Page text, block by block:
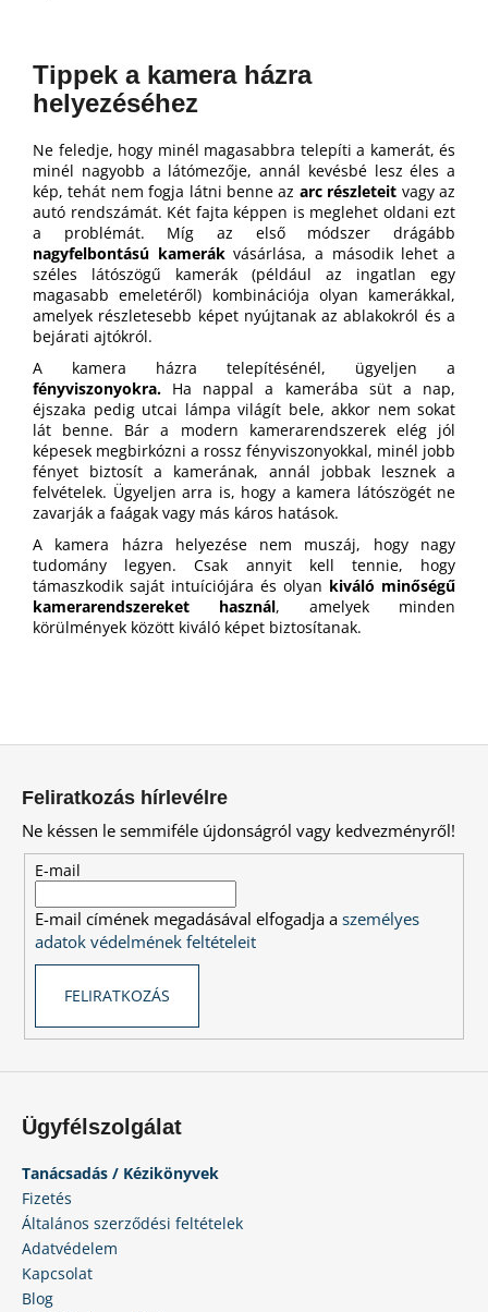
Tippek a kamera házra
helyezéséhez
Ne feledje, hogy minél magasabbra telepíti a kamerát, és
minél nagyobb a látómezője, annál kevésbé lesz éles a
kép, tehát nem fogja látni benne az arc részleteit vagy az
autó rendszámát. Két fajta képpen is meglehet oldani ezt
a problémát. Míg az első módszer drágább
nagyfelbontású kamerákvásárlása, a második lehet a
széles látószögű kamerák (például az ingatlan egy
magasabb emeletéről) kombinációja olyan kamerákkal,
amelyek részletesebb képet nyújtanak az ablakokról és a
bejárati ajtókról.
A kamera házra telepítésénél, ügyeljen a
fényviszonyokra. Ha nappal a kamerába süt a nap,
éjszaka pedig utcai lámpa világít bele, akkor nem sokat
lát benne. Bár a modern kamerarendszerek elég jól
képesek megbirkózni a rossz fényviszonyokkal, minél jobb
fényet biztosít a kamerának, annál jobbak lesznek a
felvételek. Ügyeljen arra is, hogy a kamera látószögét ne
zavarják a faágak vagy más káros hatások.
A kamera házra helyezése nem muszáj, hogy nagy
tudomány legyen. Csak annyit kell tennie, hogy
támaszkodik saját intuíciójára és olyan kiváló minőségű
kamerarendszereket használ, amelyek minden
körülmények között kiváló képet biztosítanak.
Feliratkozás hírlevélre
Ne késsen le semmiféle újdonságról vagy kedvezményről!
E-mail
E-mail címének megadásával elfogadja aszemélyes
adatok védelmének feltételeit
FELIRATKOZÁS
Ügyfélszolgálat
Tanácsadás / Kézikönyvek
Fizetés
Általános szerződési feltételek
Adatvédelem
Kapcsolat
Blog